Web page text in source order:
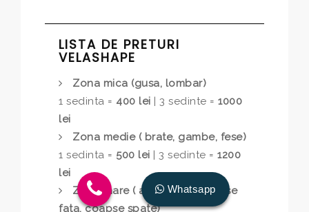
LISTA DE PRETURI
VELASHAPE
Zona mica (gusa, lombar)
1 sedinta = 400 lei | 3 sedinte = 1000
lei
Zona medie ( brate, gambe, fese)
1 sedinta = 500 lei | 3 sedinte = 1200
lei
Zona mare ( abdomen , coapse
fata, coapse spate)
Whatsapp